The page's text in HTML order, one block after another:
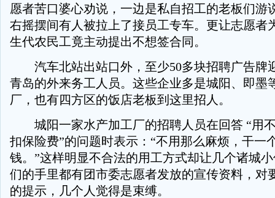
愿者苦口婆心劝说，一边是私自招工的老板们游
右摇摆间有人被拉上了接员工专车。更让志愿者
生代农民工竟主动提出不想签合同。
汽车北站出站口外，至少50多块招聘广告牌
青岛的外来务工人员。这些企业多是城阳、即墨
厂，也有四方区的饭店老板到这里招人。
城阳一家水产加工厂的招聘人员在回答 “用
扣保险费”的问题时表示：“不用那么麻烦，干一
钱。”这样明显不合法的用工方式却让几个诸城
们的手里都有团市委志愿者发放的宣传资料，对
的提示，几个人觉得是束缚。